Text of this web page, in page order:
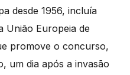
desde 1956, incluía
União Europeia de
promove o concurso,
um dia após a invasão